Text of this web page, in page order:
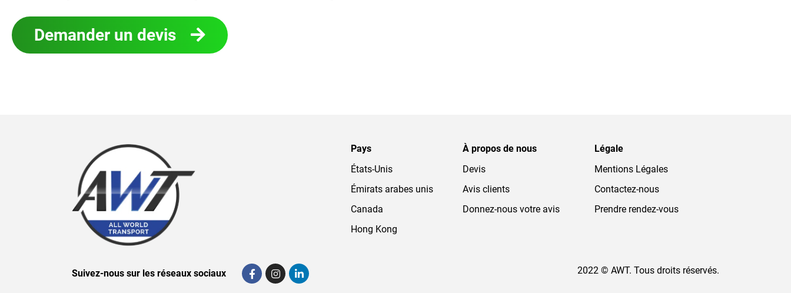
Demander un devis
Pays
États-Unis
Émirats arabes unis
Canada
Hong Kong
À propos de nous
Devis
Avis clients
Donnez-nous votre avis
Légale
Mentions Légales
Contactez-nous
Prendre rendez-vous
Suivez-nous sur les réseaux sociaux 2022 © AWT. Tous droits réservés.